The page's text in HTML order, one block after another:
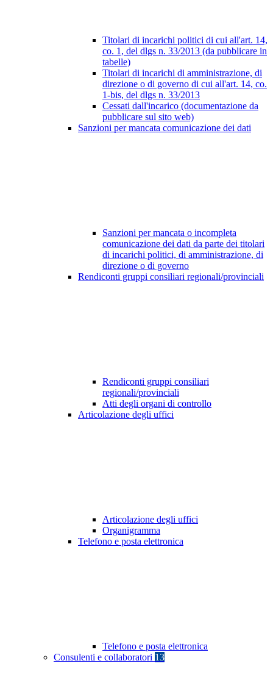
Titolari di incarichi politici di cui all'art. 14,
co. 1, del dlgs n. 33/2013 (da pubblicare in
tabelle)
Titolari di incarichi di amministrazione, di
direzione o di governo di cui all'art. 14, co.
1-bis, del dlgs n. 33/2013
Cessati dall'incarico (documentazione da
pubblicare sul sito web)
Sanzioni per mancata comunicazione dei dati
Sanzioni per mancata o incompleta
comunicazione dei dati da parte dei titolari
di incarichi politici, di amministrazione, di
direzione o di governo
Rendiconti gruppi consiliari regionali/provinciali
Rendiconti gruppi consiliari
regionali/provinciali
Atti degli organi di controllo
Articolazione degli uffici
Articolazione degli uffici
Organigramma
Telefono e posta elettronica
Telefono e posta elettronica
Consulenti e collaboratori 13